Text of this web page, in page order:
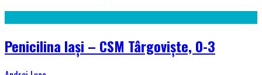
Penicilina Iași – CSM Târgoviște, 0-3